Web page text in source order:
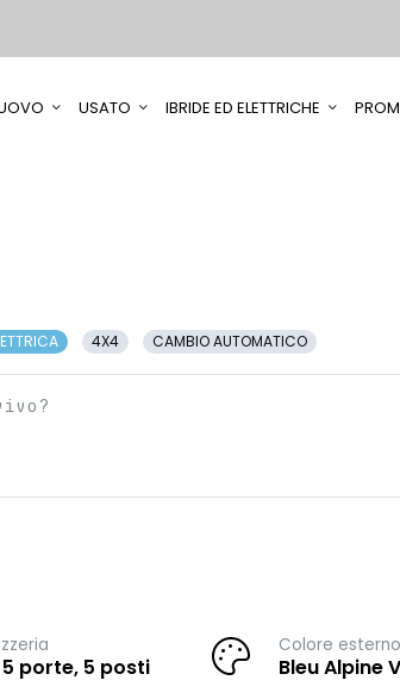
USATO IBRIDE ED ELETTRICHE
4X4 CAMBIO AUTOMATICO
5 porte, 5 posti
Colore esterno
Bleu Alpine